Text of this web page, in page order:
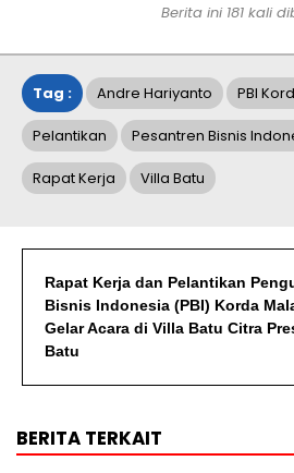
Berita ini 181kali
Tag : Andre Hariyanto PBI
Pelantikan Pesantren Bisnis
Rapat Kerja Villa Batu
Rapat Kerja dan Pelantikan
Bisnis Indonesia (PBI) Korda
Gelar Acara di Villa Batu Citra
Batu
BERITA TERKAIT